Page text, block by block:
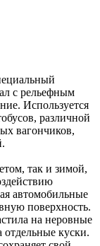
с рельефным
Используется
различной
вагончиков,
так и зимой,
автомобильные
поверхность.
на неровные
отдельные куски.